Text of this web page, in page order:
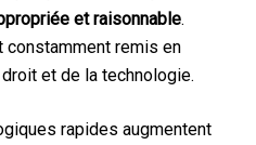
et raisonnable.
remis en
et de la technologie.
rapides augmentent